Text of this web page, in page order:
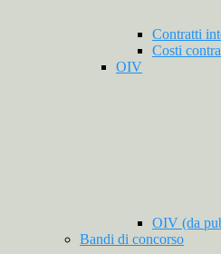
Contratti
Costi
OIV
OIV (da
Bandi di concorso